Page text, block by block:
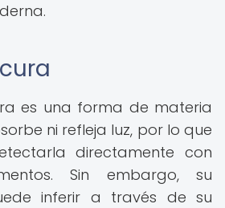
es una forma de materia
ni refleja luz, por lo que
directamente con
Sin embargo, su
inferir a través de su